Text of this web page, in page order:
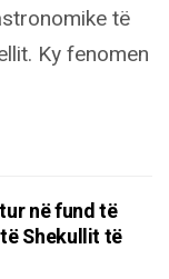
të
Ky fenomen
në fund të
Shekullit të